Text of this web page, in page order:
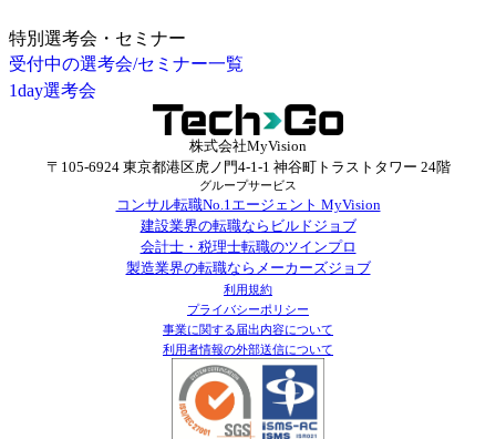
特別選考会・セミナー
受付中の選考会/セミナー一覧
1day選考会
株式会社MyVision
〒105-6924 東京都港区虎ノ門4-1-1 神谷町トラストタワー 24階
グループサービス
コンサル転職No.1エージェント MyVision
建設業界の転職ならビルドジョブ
会計士・税理士転職のツインプロ
製造業界の転職ならメーカーズジョブ
利用規約
プライバシーポリシー
事業に関する届出内容について
利用者情報の外部送信について